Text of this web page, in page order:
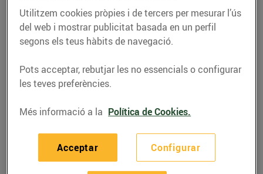
Coca de llardons amb taronja confitada i
pinyons
Ingredients (per a 4 persones): 1 làmina de
pasta de full rectangular 150 g de llardons
Utilitzem cookies pròpies i de tercers per mesurar l’ús
del web i mostrar publicitat basada en un perfil
segons els teus hàbits de navegació.
Pots acceptar, rebutjar les no essencials o configurar
les teves preferències.
Més informació a la Política de Cookies.
Configurar
Acceptar